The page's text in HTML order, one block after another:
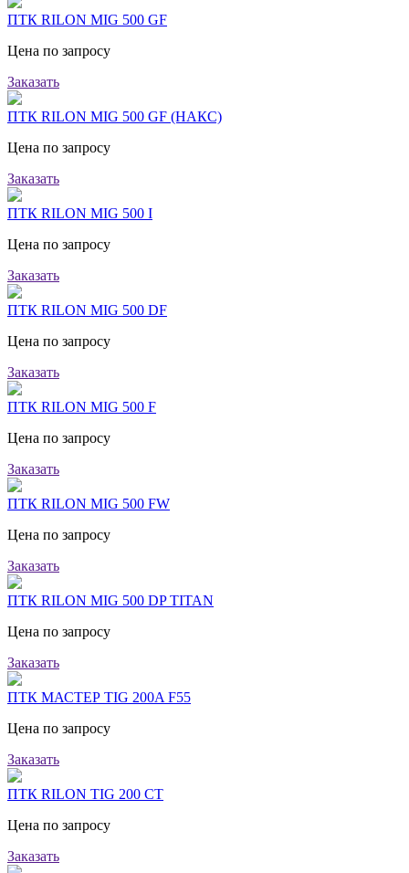
ПТК RILON MIG 500 GF
Цена по запросу
Заказать
ПТК RILON MIG 500 GF (НАКС)
Цена по запросу
Заказать
ПТК RILON MIG 500 I
Цена по запросу
Заказать
ПТК RILON MIG 500 DF
Цена по запросу
Заказать
ПТК RILON MIG 500 F
Цена по запросу
Заказать
ПТК RILON MIG 500 FW
Цена по запросу
Заказать
ПТК RILON MIG 500 DP TITAN
Цена по запросу
Заказать
ПТК МАСТЕР TIG 200A F55
Цена по запросу
Заказать
ПТК RILON TIG 200 CT
Цена по запросу
Заказать